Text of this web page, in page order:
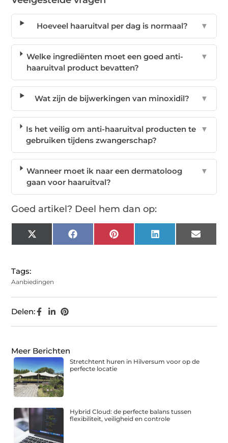
Hoeveel haaruitval per dag is normaal? ▼
Welke ingrediënten moet een goed anti-
haaruitval product bevatten?
▼
Wat zijn de bijwerkingen van minoxidil? ▼
Is het veilig om anti-haaruitval producten te
gebruiken tijdens zwangerschap?
▼
Wanneer moet ik naar een dermatoloog
gaan voor haaruitval?
▼
Goed artikel? Deel hem dan op:
X
(Twitter)
Facebook Pinterest LinkedIn Email
Tags:
Aanbiedingen
Delen:
Meer Berichten
Stretchtent huren in Hilversum voor op de
perfecte locatie
Hybrid Cloud: de perfecte balans tussen
flexibiliteit, veiligheid en controle